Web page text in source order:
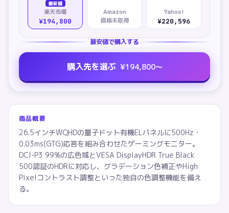
最安値
楽天市場
¥194,800
Amazon
価格未取得
Yahoo!
¥220,596
最安値で購入する
購入先を選ぶ ¥194,800〜
商品概要
26.5インチWQHDの量子ドット有機ELパネルに500Hz・
0.03ms(GTG)応答を組み合わせたゲーミングモニター。
DCI-P3 99%の広色域とVESA DisplayHDR True Black
500認証のHDRに対応し、グラデーション色補正やHigh
Pixelコントラスト調整といった独自の色調整機能を備え
る。